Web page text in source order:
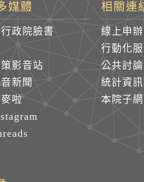
媒體
政院臉書
影音站
新聞
啦
相關連
線上申辦
行動化
公共討
統計資訊
本院子